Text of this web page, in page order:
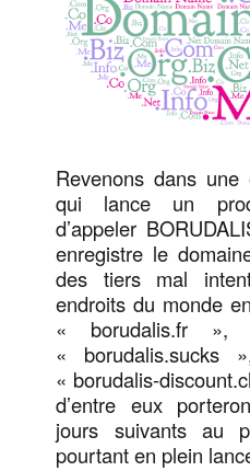
Revenons dans une
qui lance un
d’appeler
enregistre le
des tiers mal
endroits du monde
« borudalis.fr »,
« borudalis.sucks
« borudalis-
d’entre eux
jours suivants au
pourtant en plein